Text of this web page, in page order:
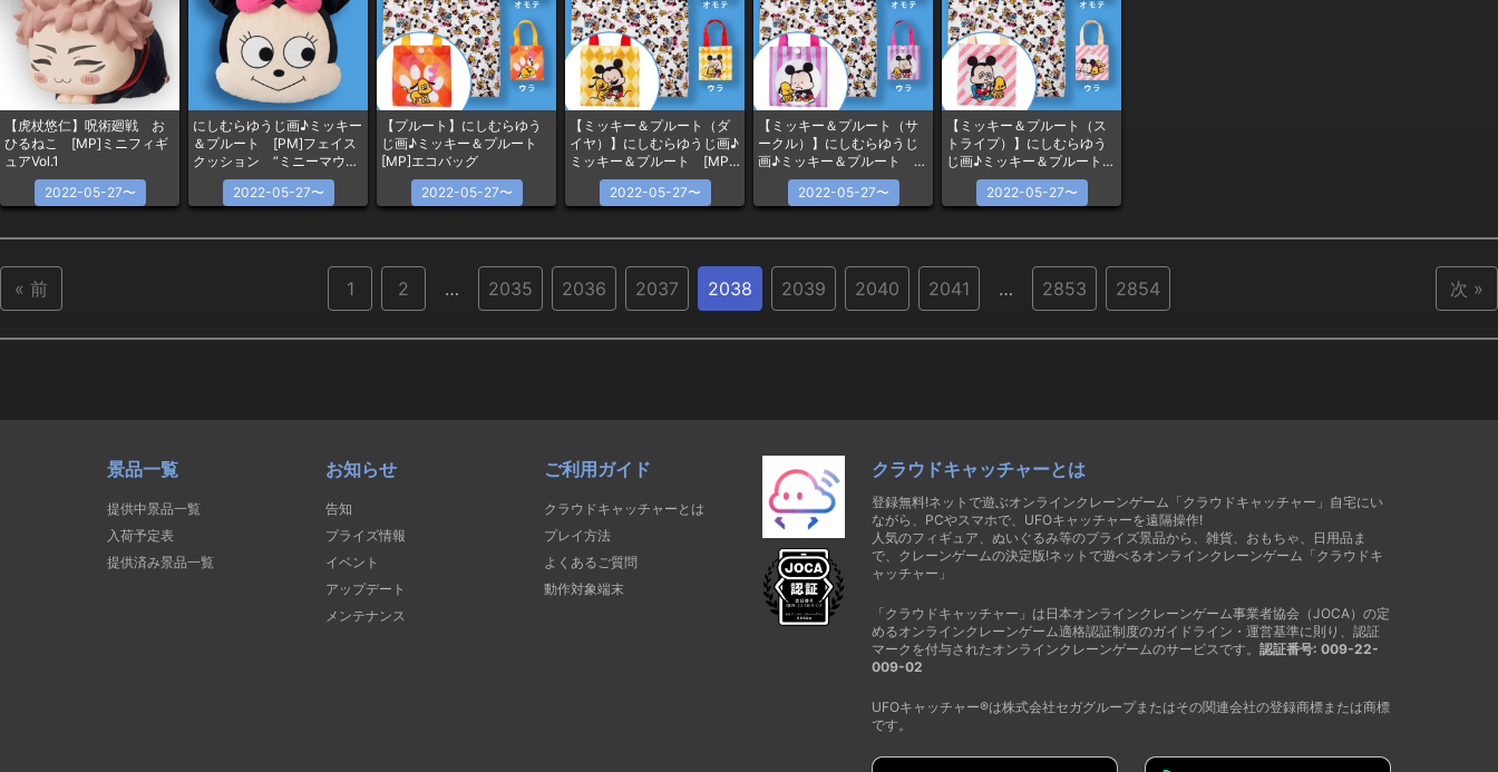
【虎杖悠仁】呪術廻戦 お
ひるねこ [MP]ミニフィギ
ュアVol.1
2022-05-27〜
にしむらゆうじ画♪ミッキー
＆プルート [PM]フェイス
クッション “ミニーマウ
2022-05-27〜
【プルート】にしむらゆう
じ画♪ミッキー＆プルート
[MP]エコバッグ
2022-05-27〜
【ミッキー＆プルート（ダ
イヤ）】にしむらゆうじ画♪
ミッキー＆プルート [MP]
エコバッグ
2022-05-27〜
【ミッキー＆プルート（サ
ークル）】にしむらゆうじ
画♪ミッキー＆プルート
[MP]エコバッグ
2022-05-27〜
【ミッキー＆プルート（ス
トライプ）】にしむらゆう
じ画♪ミッキー＆プルート
[MP]エコバッグ
2022-05-27〜
« 前 次 »
1 2 … 2035 2036 2037 2038 2039 2040 2041 … 2853 2854
景品一覧
提供中景品一覧
入荷予定表
提供済み景品一覧
お知らせ
告知
プライズ情報
イベント
アップデート
メンテナンス
ご利用ガイド
クラウドキャッチャーとは
プレイ方法
よくあるご質問
動作対象端末
クラウドキャッチャーとは
登録無料!ネットで遊ぶオンラインクレーンゲーム「クラウドキャッチャー」自宅にい
ながら、PCやスマホで、UFOキャッチャーを遠隔操作!
人気のフィギュア、ぬいぐるみ等のプライズ景品から、雑貨、おもちゃ、日用品ま
で、クレーンゲームの決定版!ネットで遊べるオンラインクレーンゲーム「クラウドキ
ャッチャー」
「クラウドキャッチャー」は日本オンラインクレーンゲーム事業者協会（JOCA）の定
めるオンラインクレーンゲーム適格認証制度のガイドライン・運営基準に則り、認証
マークを付与されたオンラインクレーンゲームのサービスです。 認証番号: 009-22-
009-02
UFOキャッチャー®は株式会社セガグループまたはその関連会社の登録商標または商標
です。